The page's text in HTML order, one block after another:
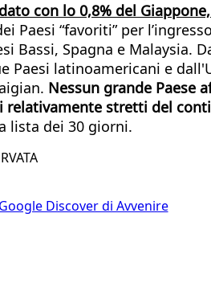
con lo 0,8% del
Paesi “favoriti” per
Bassi, Spagna e
Paesi latinoamericani e
Nessun grande Paese
relativamente stretti del
lista dei 30 giorni.
Discover di Avvenire